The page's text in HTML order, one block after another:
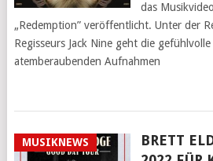
das
„Redemption” veröffentlicht. Unter der
Regisseurs Jack Nine geht die
atemberaubenden Aufnahmen
MUSIKNEWS
BRETT